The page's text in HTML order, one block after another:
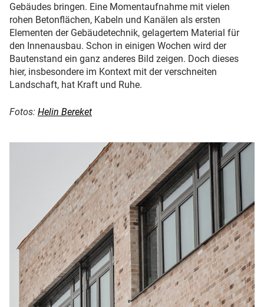
Gebäudes bringen. Eine Momentaufnahme mit vielen
rohen Betonflächen, Kabeln und Kanälen als ersten
Elementen der Gebäudetechnik, gelagertem Material für
den Innenausbau. Schon in einigen Wochen wird der
Bautenstand ein ganz anderes Bild zeigen. Doch dieses
hier, insbesondere im Kontext mit der verschneiten
Landschaft, hat Kraft und Ruhe.
Fotos: Helin Bereket